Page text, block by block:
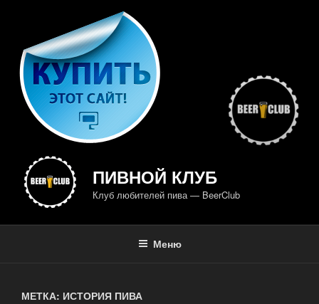
содержимому
ПИВНОЙ КЛУБ
Клуб любителей пива — BeerClub
Меню
МЕТКА: ИСТОРИЯ ПИВА